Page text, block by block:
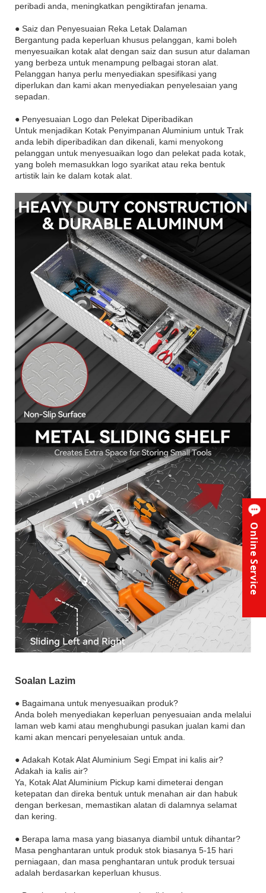
peribadi anda, meningkatkan pengiktirafan jenama.
● Saiz dan Penyesuaian Reka Letak Dalaman
Bergantung pada keperluan khusus pelanggan, kami boleh
menyesuaikan kotak alat dengan saiz dan susun atur dalaman
yang berbeza untuk menampung pelbagai storan alat.
Pelanggan hanya perlu menyediakan spesifikasi yang
diperlukan dan kami akan menyediakan penyelesaian yang
sepadan.
● Penyesuaian Logo dan Pelekat Diperibadikan
Untuk menjadikan Kotak Penyimpanan Aluminium untuk Trak
anda lebih diperibadikan dan dikenali, kami menyokong
pelanggan untuk menyesuaikan logo dan pelekat pada kotak,
yang boleh memasukkan logo syarikat atau reka bentuk
artistik lain ke dalam kotak alat.
Soalan Lazim
● Bagaimana untuk menyesuaikan produk?
Anda boleh menyediakan keperluan penyesuaian anda melalui
laman web kami atau menghubungi pasukan jualan kami dan
kami akan mencari penyelesaian untuk anda.
● Adakah Kotak Alat Aluminium Segi Empat ini kalis air?
Adakah ia kalis air?
Ya, Kotak Alat Aluminium Pickup kami dimeterai dengan
ketepatan dan direka bentuk untuk menahan air dan habuk
dengan berkesan, memastikan alatan di dalamnya selamat
dan kering.
● Berapa lama masa yang biasanya diambil untuk dihantar?
Masa penghantaran untuk produk stok biasanya 5-15 hari
perniagaan, dan masa penghantaran untuk produk tersuai
adalah berdasarkan keperluan khusus.
Online Service